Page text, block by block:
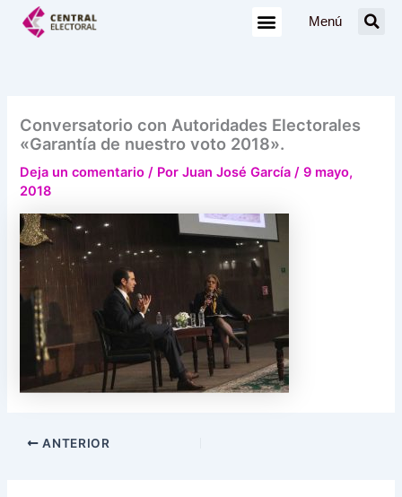
Menú
Conversatorio con Autoridades Electorales
«Garantía de nuestro voto 2018».
Deja un comentario / PorJuan José García/9 mayo,
2018
ANTERIOR